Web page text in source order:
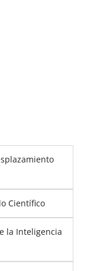
Científico
la Inteligencia